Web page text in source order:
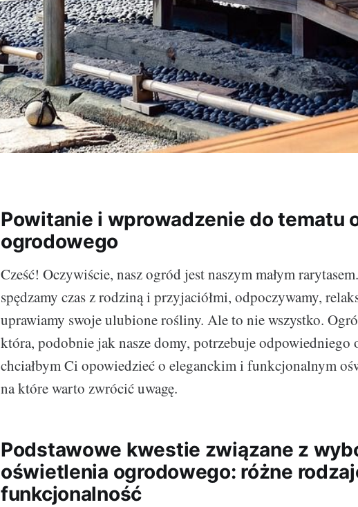
Powitanie i wprowadzenie do tematu
ogrodowego
Cześć! Oczywiście, nasz ogród jest naszym małym
spędzamy czas z rodziną i przyjaciółmi, odpoczywamy,
uprawiamy swoje ulubione rośliny. Ale to nie wszystko.
która, podobnie jak nasze domy, potrzebuje odpowiedniego
chciałbym Ci opowiedzieć o eleganckim i funkcjonalnym
na które warto zwrócić uwagę.
Podstawowe kwestie związane z
oświetlenia ogrodowego: różne
funkcjonalność